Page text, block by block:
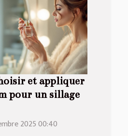
et appliquer
pour un sillage
2025 00:40